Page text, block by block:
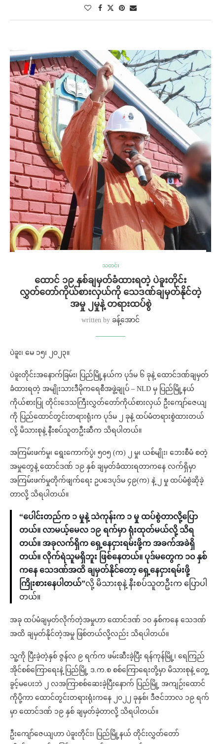
သတင်း
ထောင် ၁၉ နှစ်ချမှတ်ခံထားရတဲ့ ပဲခူးတိုင်း
လွှတ်တော်ကိုယ်စားလှယ်ကို သေဒဏ်ချမှတ်နိုင်တဲ့
အမှု ၂မှုနဲ့ တရားထပ်စွဲ
written by ခန့်အောင်
ပဲခူး၊ မေ ၁၅၊ ၂၀၂၃။
ပဲခူးတိုင်းအနောက်ခြမ်း၊ ပြည်မြို့နယ်က ပုဒ်မ ၆ ခုနဲ့ ထောင်ဒဏ်ချမှတ်
ခံထားရတဲ့ အမျိုးသားဒီမိုကရေစီအဖွဲ့ချုပ် – NLD မှ ပြည်မြို့နယ်
ကိုယ်စားပြု တိုင်းဒေသကြီးလွှတ်တော်ကိုယ်စားလှယ် ဦးကျော်ဇေယျ
ကို ပြည်ထောင်တွင်းတရားရုံးက ပုဒ်မ ၂ ခုနဲ့ ထပ်မံတရားစွဲထားတယ်
လို့ မိသားစုနဲ့ နီးစပ်သူတဦးဆီက သိရပါတယ်။
အကြမ်းဖက်မှု၊ ရွေးကောက်ပွဲ၊ ၅၀၅ (က) ၂ မှု၊ ယစ်မျိုး၊ ဘေးစီမံ စတဲ့
အမှုတွေနဲ့ ထောင်ဒဏ် ၁၉ နှစ် ချမှတ်ခံထားရတာကနေ လက်ရှိမှာ
အကြမ်းဖက်မှုတိုက်ဖျက်ရေး ဥပဒေပုဒ်မ ၄၉(က) နဲ့ ၂ မှု ထပ်မံစွဲဆိုခဲ့
တာလို့ သိရပါတယ်။
“ပေါင်းတည်က ၁ မှုနဲ့ သဲကုန်းက ၁ မှု ထပ်စွဲတာလို့ပြော
တယ်။ လာမယ့်မေလ ၁၉ ရက်မှာ ရုံးထုတ်မယ်လို့ သိရ
တယ်။ အခုလက်ရှိက ရှေ့နေငှားရမ်းဖို့က အခက်အခဲရှိ
တယ်။ လိုက်ရဲသူမရှိဘူး ဖြစ်နေတယ်။ ပုဒ်မတွေက ၁၀ နှစ်
ကနေ သေဒဏ်အထိ ချမှတ်နိုင်တော့ ရှေ့နေငှားရမ်းဖို့
ကြိုးစားနေပါတယ်”လို့ မိသားစုနဲ့ နီးစပ်သူတဦးက ပြောပါ
တယ်။
အခု ထပ်မံချမှတ်လိုက်တဲ့အမှုဟာ ထောင်ဒဏ် ၁၀ နှစ်ကနေ သေဒဏ်
အထိ ချမှတ်နိုင်တဲ့အမှု ဖြစ်တယ်လို့လည်း သိရပါတယ်။
သူ့ကို ပြီးခဲ့တဲ့နှစ် ဇွန်လ ၉ ရက်က ဖမ်းဆီးခဲ့ပြီး ရန်ကုန်မြို့၊ ရေကြည်
အိုင်စစ်ကြောရေးနဲ့ ပြည်မြို့ ဒ.က.စ စစ်ကြောရေးတို့မှာ မိသားစုနဲ့ တွေ့
ခွင့်မပေးဘဲ ၂ လအကြာစစ်ဆေးခဲ့ပြီးနောက် ပြည်မြို့ အကျဉ်းထောင်
ကိုပို့ကာ ထောင်တွင်းတရားရုံးကနေ ၂၀၂၂ ခုနှစ်၊ ဒီဇင်ဘာလ ၁၉ ရက်
မှာ ထောင်ဒဏ် ၁၉ နှစ် ချမှတ်ခဲ့တာလို့ သိရပါတယ်။
ဦးကျော်ဇေယျဟာ ပဲခူးတိုင်း၊ ပြည်မြို့နယ် တိုင်းလွှတ်တော်